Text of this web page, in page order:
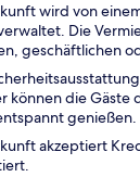
wird von
Die
geschäftlichen
können die
genießen.
akzeptiert